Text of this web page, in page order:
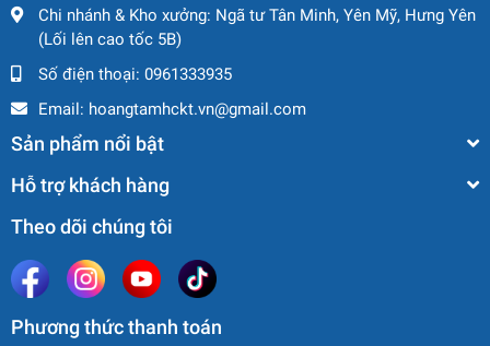
Chi nhánh & Kho xưởng: Ngã tư Tân Minh, Yên Mỹ, Hưng Yên
(Lối lên cao tốc 5B)
Số điện thoại: 0961333935
Email: hoangtamhckt.vn@gmail.com
Sản phẩm nổi bật
Hỗ trợ khách hàng
Theo dõi chúng tôi
Phương thức thanh toán